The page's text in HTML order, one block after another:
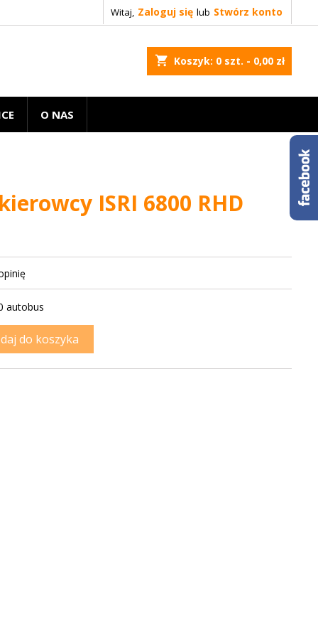
Witaj, Zaloguj się lub Stwórz konto
shopping_cart Koszyk: 0szt. - 0,00 zł
O NAS
ISRI 6800 RHD
autobus
do koszyka